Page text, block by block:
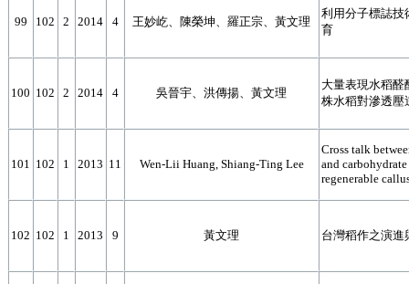
99 102 2 2014 4 王妙屹、陳榮坤、羅正宗、黃文理
利用分子標誌技
育
100 102 2 2014 4 吳晉宇、洪傳揚、黃文理
大量表現水稻醛
株水稻對滲透壓
101 102 1 2013 11 Wen-Lii Huang, Shiang-Ting Lee
Cross talk
and
regenerable
102 102 1 2013 9 黃文理 台灣稻作之演進